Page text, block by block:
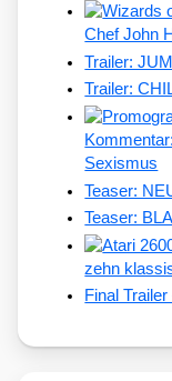
Chef John
Trailer:
Trailer:
Sexismus
Teaser:
Teaser:
zehn
Final